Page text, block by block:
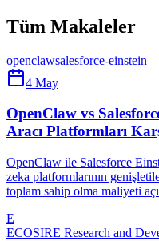
Tüm Makaleler
openclawsalesforce-einstein
4 May
OpenClaw vs
Aracı Platformları
OpenClaw ile Salesforce
zeka platformlarının
toplam sahip olma maliyeti
E
ECOSIRE Research and